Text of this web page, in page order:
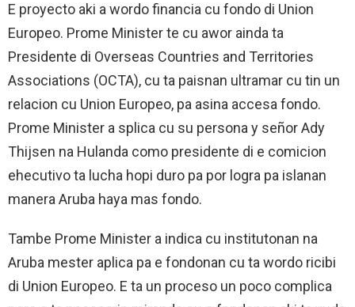
E proyecto aki a wordo financia cu fondo di Union
Europeo. Prome Minister te cu awor ainda ta
Presidente di Overseas Countries and Territories
Associations (OCTA), cu ta paisnan ultramar cu tin un
relacion cu Union Europeo, pa asina accesa fondo.
Prome Minister a splica cu su persona y señor Ady
Thijsen na Hulanda como presidente di e comicion
ehecutivo ta lucha hopi duro pa por logra pa islanan
manera Aruba haya mas fondo.
Tambe Prome Minister a indica cu institutonan na
Aruba mester aplica pa e fondonan cu ta wordo ricibi
di Union Europeo. E ta un proceso un poco complica